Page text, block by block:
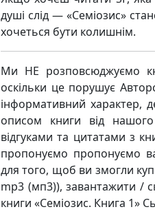
душі слід — «Семіозис»
хочеться бути колишнім.
Ми НЕ розповсюджуємо
оскільки це порушує
інформативний характер,
описом книги від
відгуками та цитатами з
пропонуємо пропонуємо
для того, щоб ви змогли
mp3 (мп3)), завантажити /
книги «Семіозис. Книга 1»